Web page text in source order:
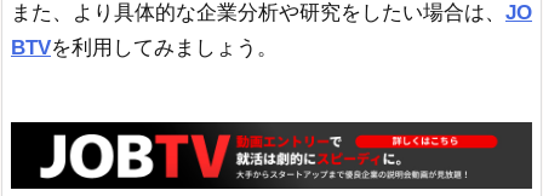
また、より具体的な企業分析や研究をしたい場合は、 JO
BTVを利用してみましょう。